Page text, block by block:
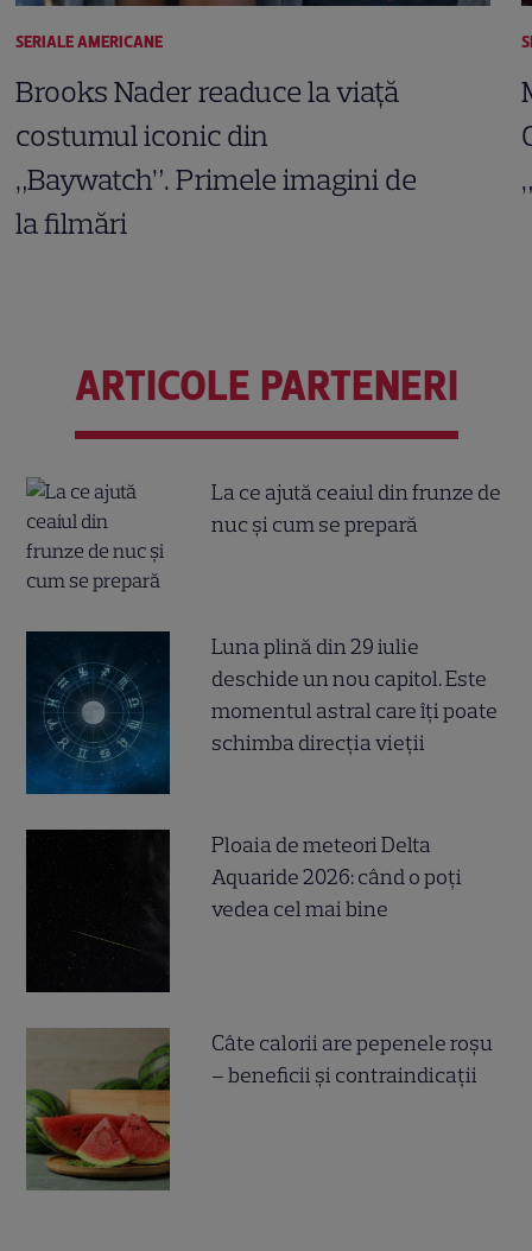
SERIALE AMERICANE
Brooks Nader readuce la viață
costumul iconic din
„Baywatch”. Primele imagini de
la filmări
ARTICOLE PARTENERI
La ce ajută ceaiul din frunze de
nuc și cum se prepară
Luna plină din 29 iulie
deschide un nou capitol. Este
momentul astral care îți poate
schimba direcția vieții
Ploaia de meteori Delta
Aquaride 2026: când o poți
vedea cel mai bine
Câte calorii are pepenele roșu
– beneficii și contraindicații